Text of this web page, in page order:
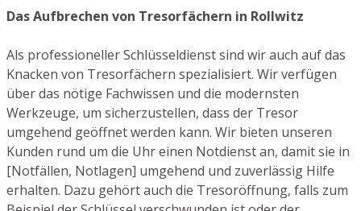
Das Aufbrechen von Tresorfächern in Rollwitz
Als professioneller Schlüsseldienst sind wir auch auf das
Knacken von Tresorfächern spezialisiert. Wir verfügen
über das nötige Fachwissen und die modernsten
Werkzeuge, um sicherzustellen, dass der Tresor
umgehend geöffnet werden kann. Wir bieten unseren
Kunden rund um die Uhr einen Notdienst an, damit sie in
[Notfällen, Notlagen] umgehend und zuverlässig Hilfe
erhalten. Dazu gehört auch die Tresoröffnung, falls zum